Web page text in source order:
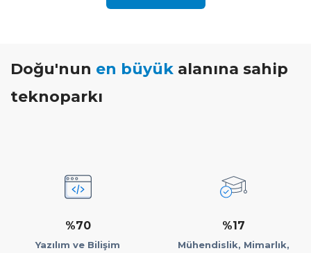
Doğu'nun en büyük alanına sahip
teknoparkı
%70
Yazılım ve Bilişim
%17
Mühendislik, Mimarlık,